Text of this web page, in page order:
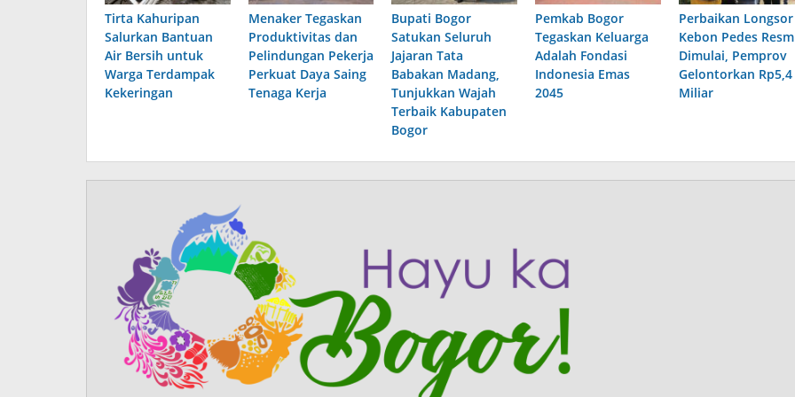
Tirta Kahuripan
Salurkan Bantuan
Air Bersih untuk
Warga Terdampak
Kekeringan
Menaker Tegaskan
Produktivitas dan
Pelindungan Pekerja
Perkuat Daya Saing
Tenaga Kerja
Bupati Bogor
Satukan Seluruh
Jajaran Tata
Babakan Madang,
Tunjukkan Wajah
Terbaik Kabupaten
Bogor
Pemkab Bogor
Tegaskan Keluarga
Adalah Fondasi
Indonesia Emas
2045
Perbaikan Longsor
Kebon Pedes
Dimulai, Pemprov
Gelontorkan Rp5,4
Miliar